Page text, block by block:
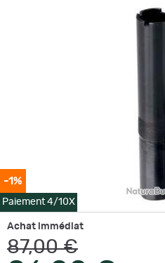
-1%
Paiement 4/10X
Achat immédiat
87,00 €